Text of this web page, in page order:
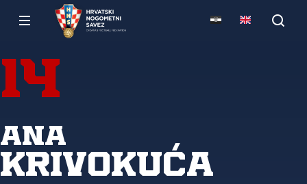
14
Ana
Krivokuća